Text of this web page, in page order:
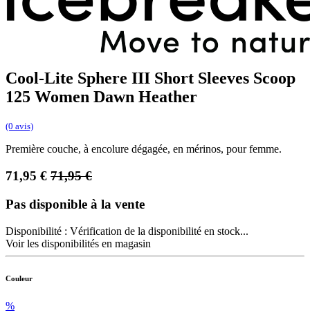
Cool-Lite Sphere III Short Sleeves Scoop
125 Women Dawn Heather
(0 avis)
Première couche, à encolure dégagée, en mérinos, pour femme.
71,95 € 71,95€
Pas disponible à la vente
Disponibilité : Vérification de la disponibilité en stock...
Voir les disponibilités en magasin
Couleur
%